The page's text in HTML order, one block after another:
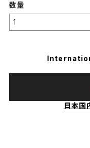
数量
日本国